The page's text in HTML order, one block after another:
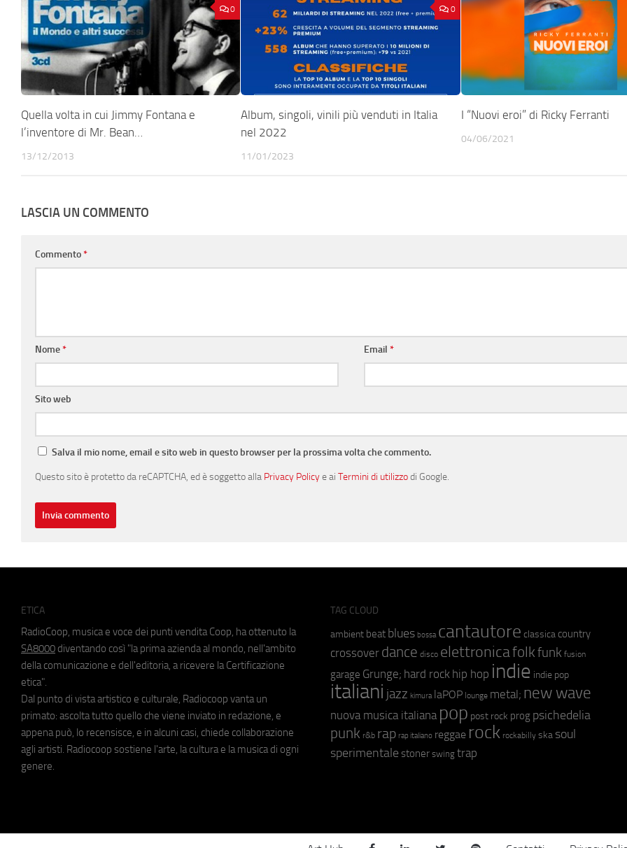
0
Quella volta in cui Jimmy Fontana e
l’inventore di Mr. Bean…
13/12/2013
0
Album, singoli, vinili più venduti in Italia
nel 2022
11/01/2023
I “Nuovi eroi” di Ricky Ferranti
04/06/2021
LASCIA UN COMMENTO
Commento*
Nome* Email*
Sito web
Salva il mio nome, email e sito web in questo browser per la prossima volta che commento.
Questo sito è protetto da reCAPTCHA, ed è soggetto alla Privacy Policye ai Termini di utilizzodi Google.
ETICA
RadioCoop, musica e voce dei punti vendita Coop, ha ottenuto la
SA8000 diventando così "la prima azienda al mondo, nell'ambito
della comunicazione e dell'editoria, a ricevere la Certificazione
etica".
Dal punto di vista artistico e culturale, Radiocoop vanta un
primato: ascolta tutto quello che viene inviato in redazione, e
appena può, lo recensisce, e in alcuni casi, chiede collaborazione
agli artisti. Radiocoop sostiene l'arte, la cultura e la musica di ogni
genere.
TAG CLOUD
ambient beat blues bossa cantautore classica country
crossover dance disco elettronicafolkfunk fusion
garage Grunge; hard rock hip hop indie indie pop
italiani jazz kimura laPOP lounge metal; new wave
nuova musica italiana pop post rock prog psichedelia
punk r&b rap rap italiano reggae rock rockabilly ska soul
sperimentale stoner swing trap